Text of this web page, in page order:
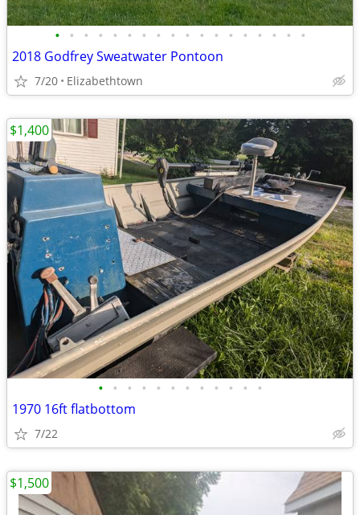
• • • • • • • • • • • • • • • • • •
2018 Godfrey Sweatwater Pontoon
7/20 Elizabethtown
• • • • • • • • • • • •
1970 16ft flatbottom
7/22
$1,400
$1,500